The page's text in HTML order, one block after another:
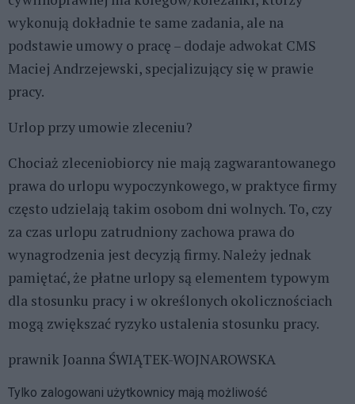
wykonują dokładnie te same zadania, ale na
podstawie umowy o pracę – dodaje adwokat CMS
Maciej Andrzejewski, specjalizujący się w prawie
pracy.
Urlop przy umowie zleceniu?
Chociaż zleceniobiorcy nie mają zagwarantowanego
prawa do urlopu wypoczynkowego, w praktyce firmy
często udzielają takim osobom dni wolnych. To, czy
za czas urlopu zatrudniony zachowa prawa do
wynagrodzenia jest decyzją firmy. Należy jednak
pamiętać, że płatne urlopy są elementem typowym
dla stosunku pracy i w określonych okolicznościach
mogą zwiększać ryzyko ustalenia stosunku pracy.
prawnik Joanna ŚWIĄTEK-WOJNAROWSKA
Tylko zalogowani użytkownicy mają możliwość